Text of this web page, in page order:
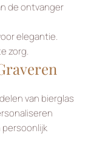
de ontvanger
elegantie.
zorg.
van bierglas
persoonlijk